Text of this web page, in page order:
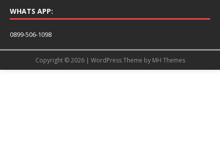
WHATS APP:
0899-506-1098
Copyright © 2026 | WordPress Theme by MH Themes